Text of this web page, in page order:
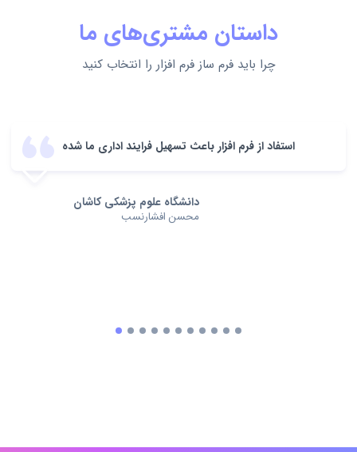
داستان مشتری‌های ما
چرا باید فرم ساز فرم افزار را انتخاب کنید
استفاد از فرم افزار باعث تسهیل فرایند اداری ما شده
دانشگاه علوم پزشکی کاشان
محسن افشارنسب